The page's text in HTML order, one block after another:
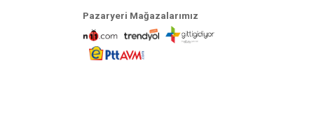
Pazaryeri Mağazalarımız